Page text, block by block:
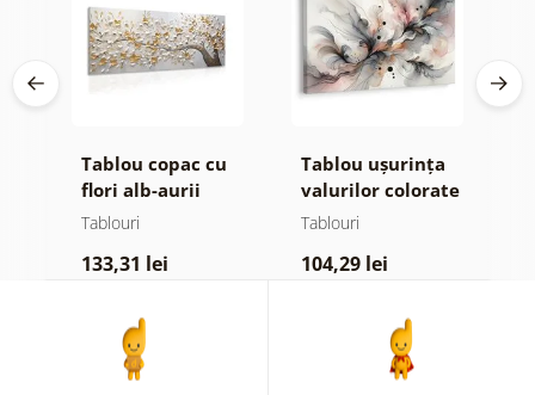
Tablou copac cu
flori alb-aurii
Tablouri
133,31 lei
Tablou ușurința
valurilor colorate
Tablouri
104,29 lei